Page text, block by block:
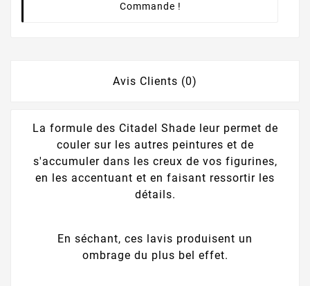
Commande !
Avis Clients (0)
La formule des Citadel Shade leur permet de
couler sur les autres peintures et de
s'accumuler dans les creux de vos figurines,
en les accentuant et en faisant ressortir les
détails.
En séchant, ces lavis produisent un
ombrage du plus bel effet.